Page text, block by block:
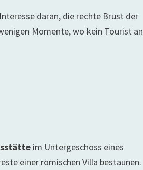
daran, die rechte Brust der
Momente, wo kein Tourist an
im Untergeschoss eines
einer römischen Villa bestaunen.